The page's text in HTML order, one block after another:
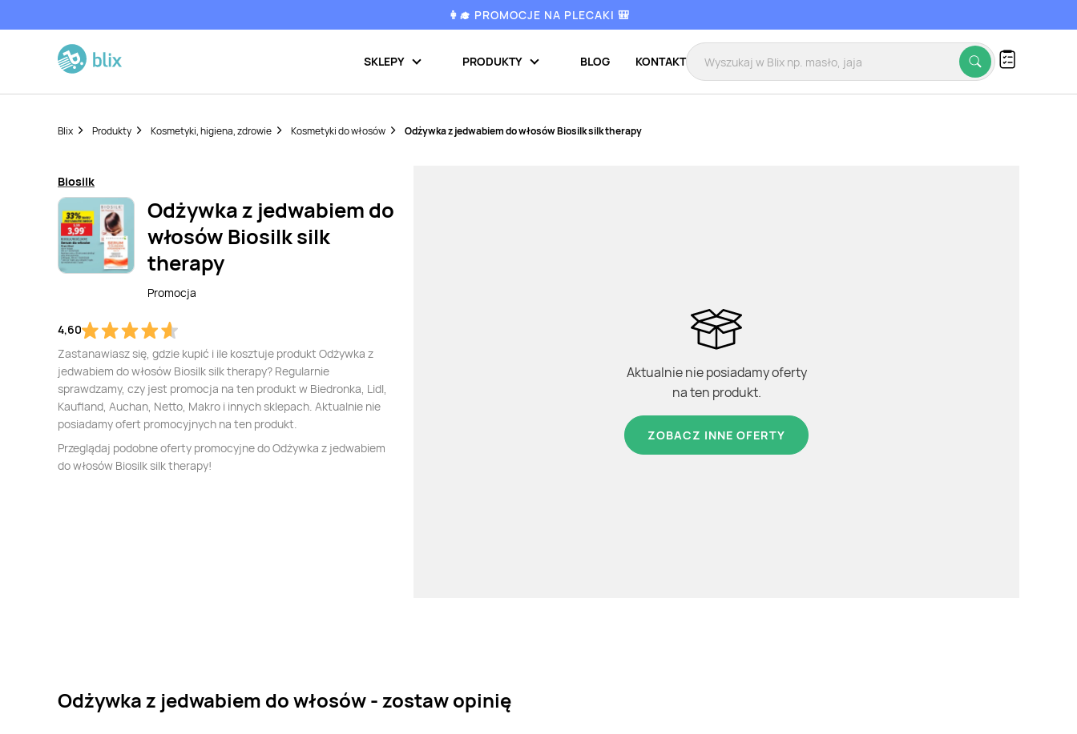
👩‍🎓 PROMOCJE NA PLECAKI 🎒
SKLEPY PRODUKTY BLOG KONTAKT
Blix Produkty Kosmetyki, higiena, zdrowie Kosmetyki do włosów Odżywka z jedwabiem do włosów Biosilk silk therapy
Biosilk
Odżywka z jedwabiem do
włosów Biosilk silk
therapy
Promocja
4,60
Zastanawiasz się, gdzie kupić i ile kosztuje produkt Odżywka z
jedwabiem do włosów Biosilk silk therapy? Regularnie
sprawdzamy, czy jest promocja na ten produkt w Biedronka, Lidl,
Kaufland, Auchan, Netto, Makro i innych sklepach. Aktualnie nie
posiadamy ofert promocyjnych na ten produkt.
Przeglądaj podobne oferty promocyjne do Odżywka z jedwabiem
do włosów Biosilk silk therapy!
Aktualnie nie posiadamy oferty
na ten produkt.
ZOBACZ INNE OFERTY
Odżywka z jedwabiem do włosów - zostaw opinię